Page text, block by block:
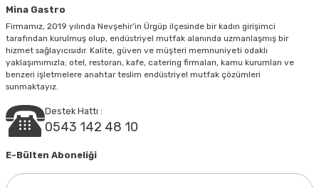
Gönder
Mina Gastro
Firmamız, 2019 yılında Nevşehir’in Ürgüp ilçesinde bir kadın girişimci
tarafından kurulmuş olup, endüstriyel mutfak alanında uzmanlaşmış bir
hizmet sağlayıcısıdır. Kalite, güven ve müşteri memnuniyeti odaklı
yaklaşımımızla; otel, restoran, kafe, catering firmaları, kamu kurumları ve
benzeri işletmelere anahtar teslim endüstriyel mutfak çözümleri
sunmaktayız.
Destek Hattı :
0543 142 48 10
E-Bülten Aboneliği